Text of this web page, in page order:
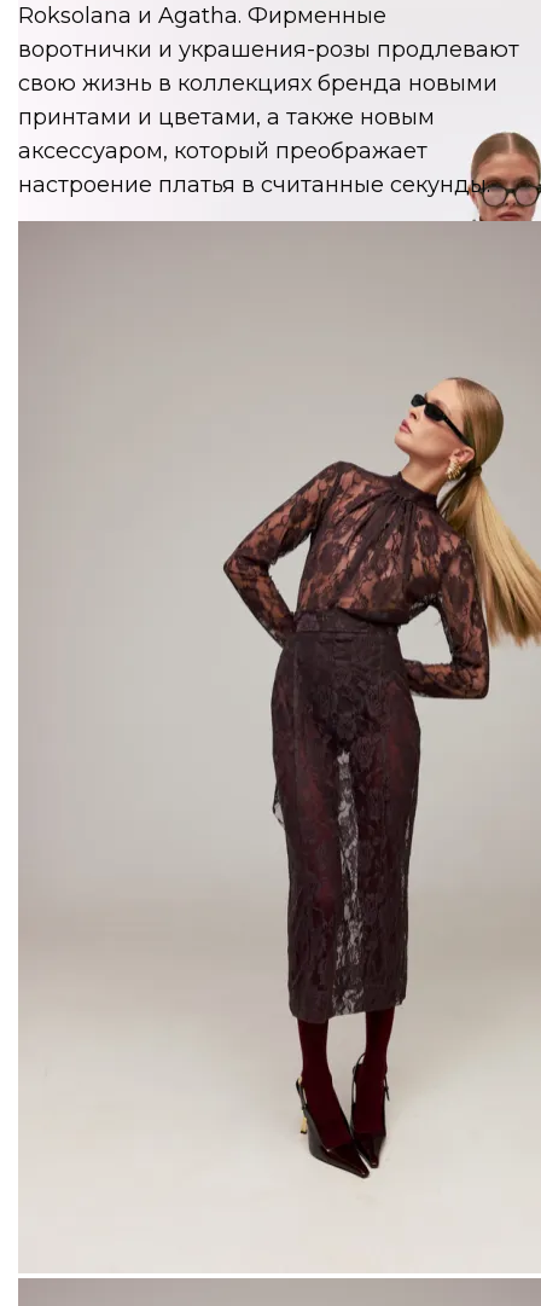
Roksolana и Agatha. Фирменные
воротнички и украшения-розы продлевают
свою жизнь в коллекциях бренда новыми
принтами и цветами, а также новым
аксессуаром, который преображает
настроение платья в считанные секунды.